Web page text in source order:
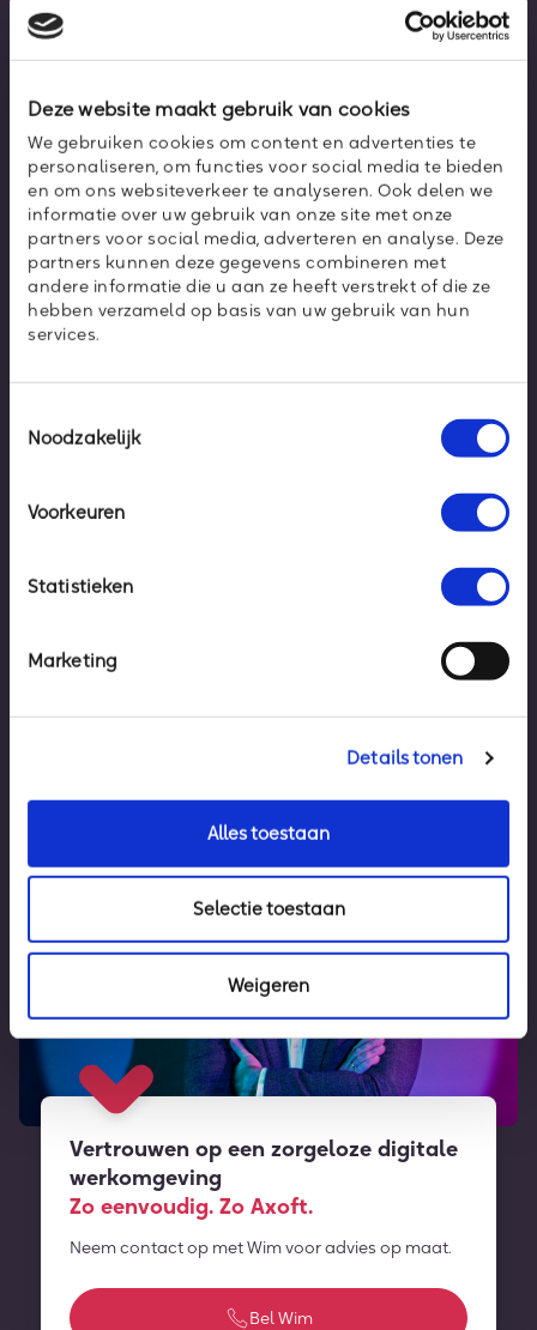
Deze website maakt gebruik van cookies
We gebruiken cookies om content en advertenties te
personaliseren, om functies voor social media te bieden
en om ons websiteverkeer te analyseren. Ook delen we
informatie over uw gebruik van onze site met onze
partners voor social media, adverteren en analyse. Deze
partners kunnen deze gegevens combineren met
andere informatie die u aan ze heeft verstrekt of die ze
hebben verzameld op basis van uw gebruik van hun
services.
Noodzakelijk
Voorkeuren
Statistieken
Marketing
Details tonen
Alles toestaan
Selectie toestaan
Weigeren
4 5 6
Schrijf je in voor onze nieuwsbrief en blijf altijd
Vertrouwen op een zorgeloze digitale
werkomgeving
Zo eenvoudig. Zo Axoft.
Neem contact op met Wim voor advies op maat.
Bel Wim